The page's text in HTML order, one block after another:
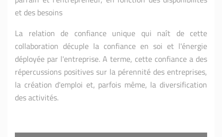
et des besoins
La relation de confiance unique qui naît de cette
collaboration décuple la confiance en soi et l'énergie
déployée par l'entreprise. A terme, cette confiance a des
répercussions positives sur la pérennité des entreprises,
la création d'emploi et, parfois même, la diversification
des activités.